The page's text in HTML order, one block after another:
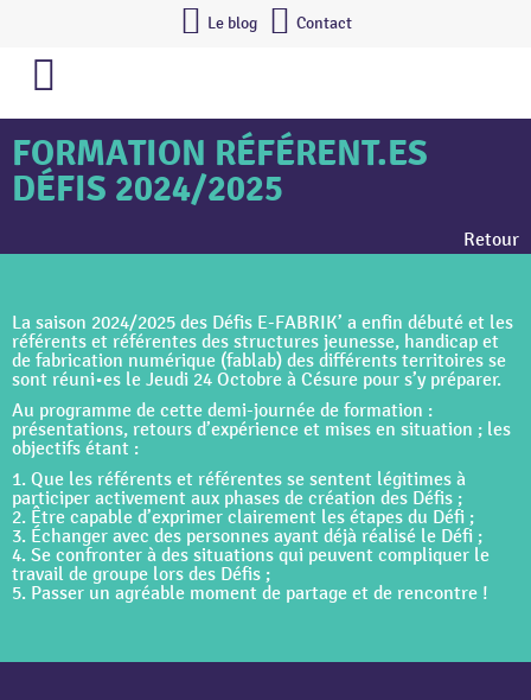
Le blog Contact
FORMATION RÉFÉRENT.ES
DÉFIS 2024/2025
Retour
La saison 2024/2025 des Défis E-FABRIK’ a enfin débuté et les
référents et référentes des structures jeunesse, handicap et
de fabrication numérique (fablab) des différents territoires se
sont réuni•es le Jeudi 24 Octobre à Césure pour s’y préparer.
Au programme de cette demi-journée de formation :
présentations, retours d’expérience et mises en situation ; les
objectifs étant :
1. Que les référents et référentes se sentent légitimes à
participer activement aux phases de création des Défis ;
2. Être capable d’exprimer clairement les étapes du Défi ;
3. Échanger avec des personnes ayant déjà réalisé le Défi ;
4. Se confronter à des situations qui peuvent compliquer le
travail de groupe lors des Défis ;
5. Passer un agréable moment de partage et de rencontre !